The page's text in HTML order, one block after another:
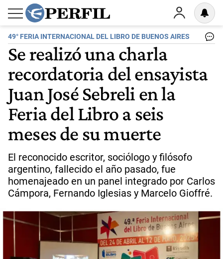
49° FERIA INTERNACIONAL DEL LIBRO DE BUENOS AIRES
Se realizó una charla
recordatoria del ensayista
Juan José Sebreli en la
Feria del Libro a seis
meses de su muerte
El reconocido escritor, sociólogo y filósofo
argentino, fallecido el año pasado, fue
homenajeado en un panel integrado por Carlos
Cámpora, Fernando Iglesias y Marcelo Gioffré.